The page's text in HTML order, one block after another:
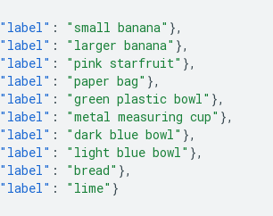
"label" : "small banana" },
"label" : "larger banana" },
"label" : "pink starfruit" },
"label" : "paper bag" },
"label" : "green plastic bowl" },
"label" : "metal measuring cup" },
"label" : "dark blue bowl" },
"label" : "light blue bowl" },
"label" : "bread" },
"label" : "lime" }